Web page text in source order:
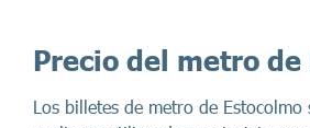
Precio del metro de
Los billetes de metro de Estocolmo